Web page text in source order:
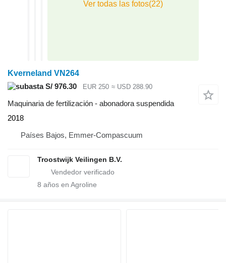
Kverneland VN264
S/ 976.30
EUR 250 ≈ USD 288.90
Maquinaria de fertilización - abonadora suspendida
2018
Países Bajos, Emmer-Compascuum
Troostwijk Veilingen B.V.
8 años en Agroline